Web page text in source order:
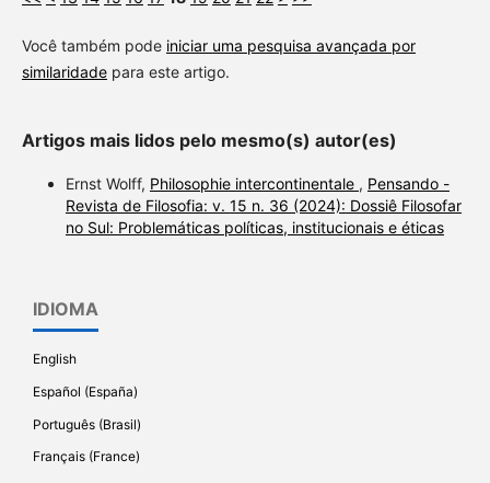
Você também pode iniciar uma pesquisa avançada por
similaridadepara este artigo.
Artigos mais lidos pelo mesmo(s) autor(es)
Ernst Wolff, Philosophie intercontinentale , Pensando -
Revista de Filosofia: v. 15 n. 36 (2024): Dossiê Filosofar
no Sul: Problemáticas políticas, institucionais e éticas
IDIOMA
English
Español (España)
Português (Brasil)
Français (France)